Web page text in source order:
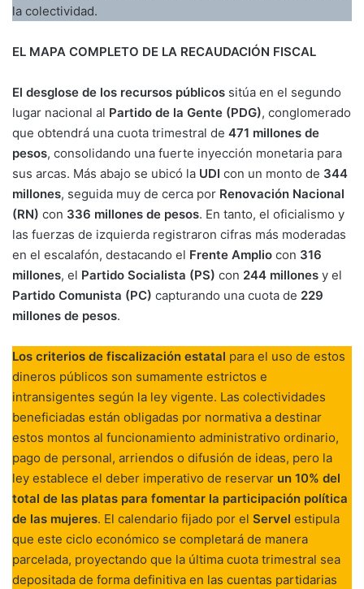
la colectividad.
EL MAPA COMPLETO DE LA RECAUDACIÓN FISCAL
El desglose de los recursos públicos sitúa en el segundo
lugar nacional al Partido de la Gente (PDG), conglomerado
que obtendrá una cuota trimestral de 471 millones de
pesos, consolidando una fuerte inyección monetaria para
sus arcas. Más abajo se ubicó la UDI con un monto de 344
millones, seguida muy de cerca por Renovación Nacional
(RN) con 336 millones de pesos. En tanto, el oficialismo y
las fuerzas de izquierda registraron cifras más moderadas
en el escalafón, destacando el Frente Amplio con 316
millones, el Partido Socialista (PS) con 244 millones y el
Partido Comunista (PC) capturando una cuota de 229
millones de pesos.
Los criterios de fiscalización estatal para el uso de estos
dineros públicos son sumamente estrictos e
intransigentes según la ley vigente. Las colectividades
beneficiadas están obligadas por normativa a destinar
estos montos al funcionamiento administrativo ordinario,
pago de personal, arriendos o difusión de ideas, pero la
ley establece el deber imperativo de reservar un 10% del
total de las platas para fomentar la participación política
de las mujeres. El calendario fijado por el Servel estipula
que este ciclo económico se completará de manera
parcelada, proyectando que la última cuota trimestral sea
depositada de forma definitiva en las cuentas partidarias